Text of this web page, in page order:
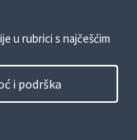
u rubrici s najčešćim
i podrška